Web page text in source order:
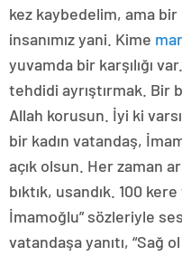
kez kaybedelim, ama bir
insanımız yani. Kime
yuvamda bir karşılığı
tehdidi ayrıştırmak. Bir
Allah korusun. İyi ki
bir kadın vatandaş,
açık olsun. Her zaman
bıktık, usandık. 100
İmamoğlu” sözleriyle
vatandaşa yanıtı, “Sağ